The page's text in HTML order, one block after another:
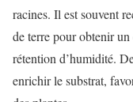
racines. Il est souvent
de terre pour obtenir
rétention d’humidité.
enrichir le substrat,